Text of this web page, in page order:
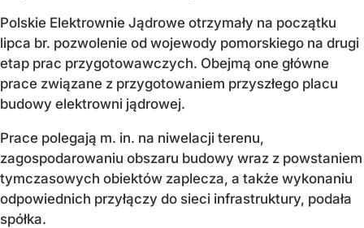
Polskie Elektrownie Jądrowe otrzymały na początku
lipca br. pozwolenie od wojewody pomorskiego na drugi
etap prac przygotowawczych. Obejmą one główne
prace związane z przygotowaniem przyszłego placu
budowy elektrowni jądrowej.
Prace polegają m. in. na niwelacji terenu,
zagospodarowaniu obszaru budowy wraz z powstaniem
tymczasowych obiektów zaplecza, a także wykonaniu
odpowiednich przyłączy do sieci infrastruktury, podała
spółka.